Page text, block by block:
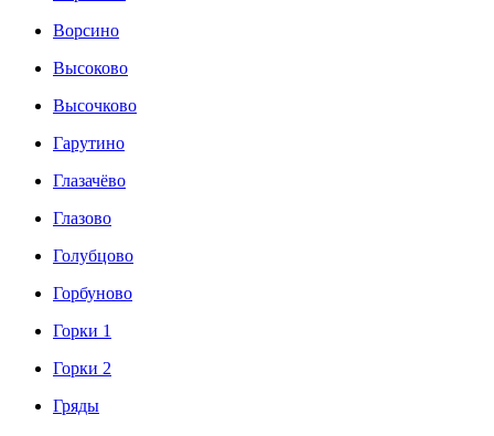
Ворсино
Высоково
Высочково
Гарутино
Глазачёво
Глазово
Голубцово
Горбуново
Горки 1
Горки 2
Гряды